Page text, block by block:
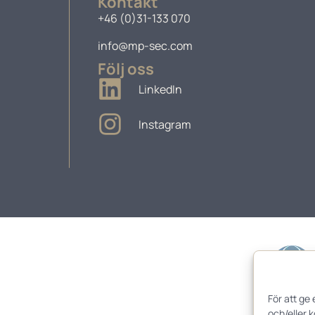
För att ge
+46 (0)31-133 070
info@mp-sec.com
Följ oss
LinkedIn
Instagram